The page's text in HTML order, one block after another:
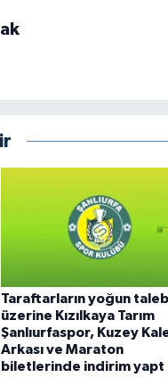
Taraftarların yoğun
üzerine Kızılkaya Tarım
Şanlıurfaspor, Kuzey
Arkası ve Maraton
biletlerinde indirim yapt